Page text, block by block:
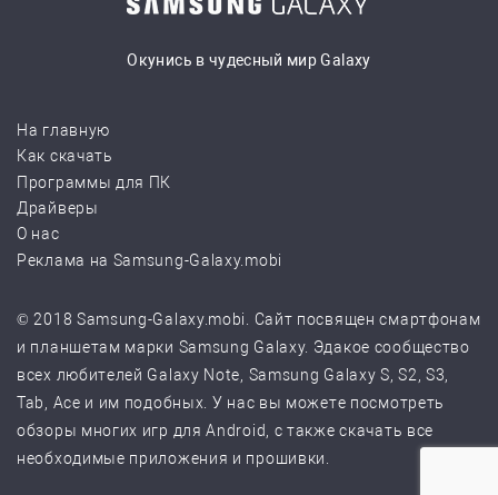
Окунись в чудесный мир Galaxy
На главную
Как скачать
Программы для ПК
Драйверы
О нас
Реклама на Samsung-Galaxy.mobi
© 2018 Samsung-Galaxy.mobi. Сайт посвящен смартфонам
и планшетам марки Samsung Galaxy. Эдакое сообщество
всех любителей Galaxy Note, Samsung Galaxy S, S2, S3,
Tab, Ace и им подобных. У нас вы можете посмотреть
обзоры многих игр для Android, с также скачать все
необходимые приложения и прошивки.